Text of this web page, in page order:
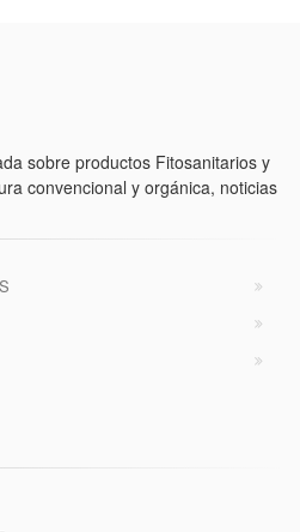
sobre productos Fitosanitarios y
convencional y orgánica, noticias